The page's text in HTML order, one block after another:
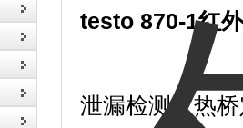
testo 870-1红
泄漏检测，热